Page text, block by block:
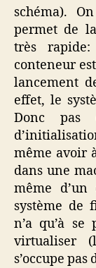
schéma).
permet de
très
conteneur
lancement
effet, le
Donc pas
même avoir
dans une
même d’un
système de
n’a qu’à
virtualiser
s’occupe pas